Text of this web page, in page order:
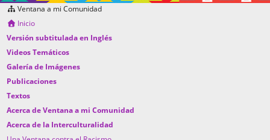
Ventana a mi Comunidad
Inicio
Versión subtitulada en Inglés
Videos Temáticos
Galería de Imágenes
Publicaciones
Textos
Acerca de Ventana a mi Comunidad
Acerca de la Interculturalidad